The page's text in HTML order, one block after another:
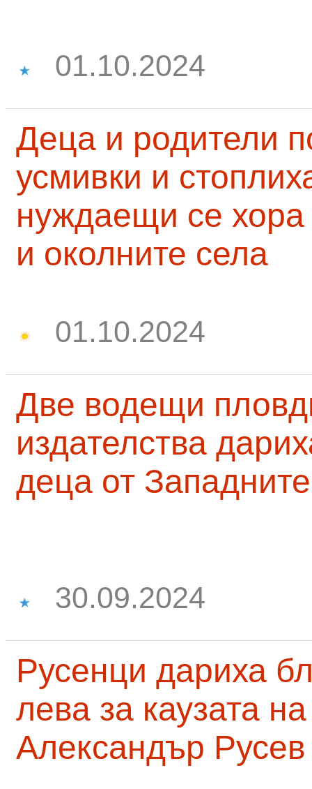
01.10.2024
Деца и родители
усмивки и
нуждаещи се
и околните села
01.10.2024
Две водещи
издателства
деца от
30.09.2024
Русенци дариха
лева за каузата
Александър Русев